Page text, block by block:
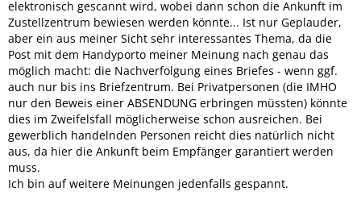
elektronisch gescannt wird, wobei dann schon die Ankunft im
Zustellzentrum bewiesen werden könnte... Ist nur Geplauder,
aber ein aus meiner Sicht sehr interessantes Thema, da die
Post mit dem Handyporto meiner Meinung nach genau das
möglich macht: die Nachverfolgung eines Briefes - wenn ggf.
auch nur bis ins Briefzentrum. Bei Privatpersonen (die IMHO
nur den Beweis einer ABSENDUNG erbringen müssten) könnte
dies im Zweifelsfall möglicherweise schon ausreichen. Bei
gewerblich handelnden Personen reicht dies natürlich nicht
aus, da hier die Ankunft beim Empfänger garantiert werden
muss.
Ich bin auf weitere Meinungen jedenfalls gespannt.